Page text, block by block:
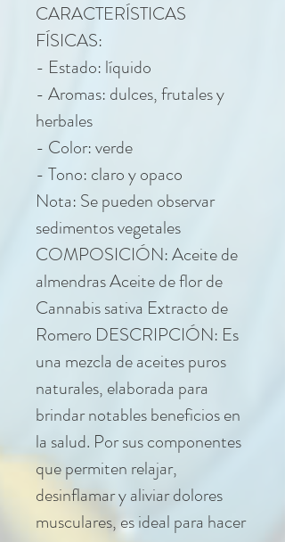
CARACTERÍSTICAS
FÍSICAS:
- Estado: líquido
- Aromas: dulces, frutales y
herbales
- Color: verde
- Tono: claro y opaco
Nota: Se pueden observar
sedimentos vegetales
COMPOSICIÓN: Aceite de
almendras Aceite de flor de
Cannabis sativa Extracto de
Romero DESCRIPCIÓN: Es
una mezcla de aceites puros
naturales, elaborada para
brindar notables beneficios en
la salud. Por sus componentes
que permiten relajar,
desinflamar y aliviar dolores
musculares, es ideal para hacer